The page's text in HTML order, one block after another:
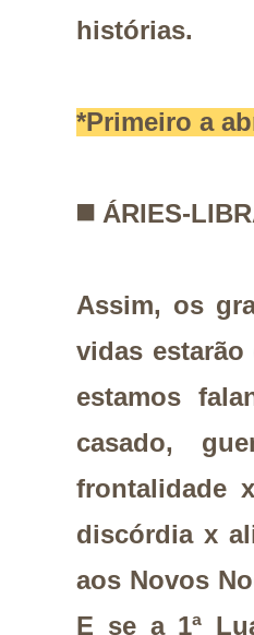
histórias.
*Primeiro a
◼️ ÁRIES-
Assim, os
vidas
estamos
casado,
frontalidade
discórdia x
aos Novos
E se a 1ª